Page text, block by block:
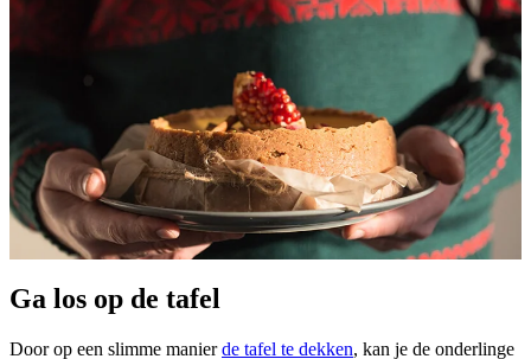
Ga los op de tafel
Door op een slimme manierde tafel te dekken, kan je de onderlinge